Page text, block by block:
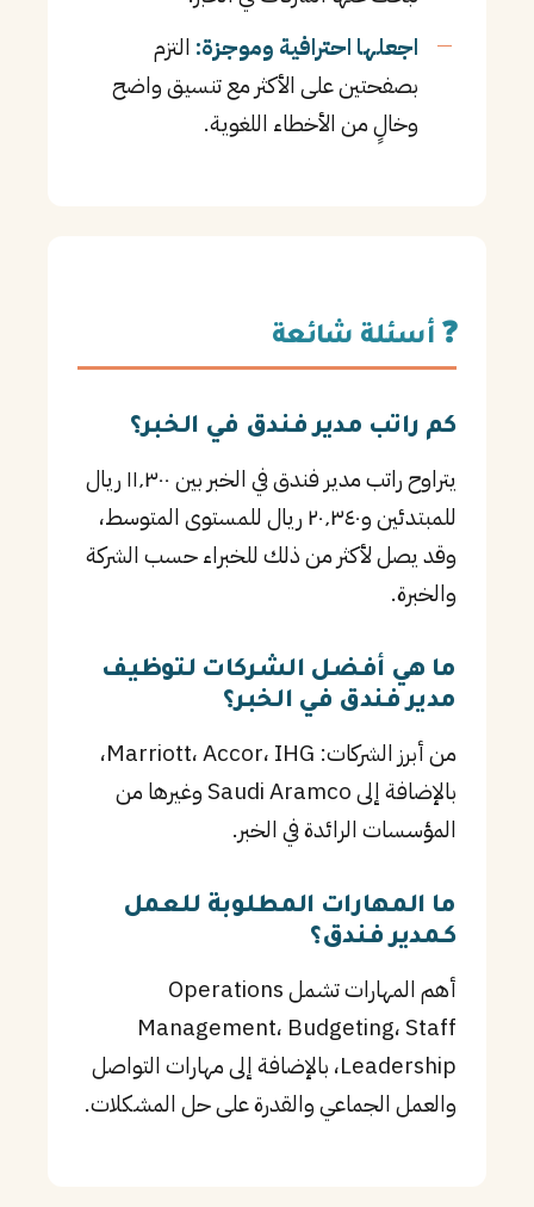
اجعلها احترافية وموجزة: التزم
بصفحتين على الأكثر مع تنسيق واضح
وخالٍ من الأخطاء اللغوية.
❓ أسئلة شائعة
كم راتب مدير فندق في الخبر؟
يتراوح راتب مدير فندق في الخبر بين ١١٬٣٠٠ ريال
للمبتدئين و٢٠٬٣٤٠ ريال للمستوى المتوسط،
وقد يصل لأكثر من ذلك للخبراء حسب الشركة
والخبرة.
ما هي أفضل الشركات لتوظيف
مدير فندق في الخبر؟
من أبرز الشركات: Marriott، Accor، IHG،
بالإضافة إلى Saudi Aramco وغيرها من
المؤسسات الرائدة في الخبر.
ما المهارات المطلوبة للعمل
كـمدير فندق؟
أهم المهارات تشمل Operations
Management، Budgeting، Staff
Leadership، بالإضافة إلى مهارات التواصل
والعمل الجماعي والقدرة على حل المشكلات.